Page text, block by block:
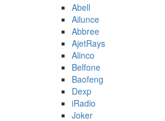
Abell
Ailunce
Abbree
AjetRays
Alinco
Belfone
Baofeng
Dexp
iRadio
Joker